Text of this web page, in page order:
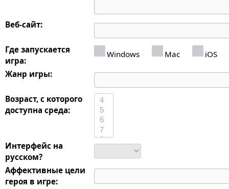
Веб-сайт:
Где запускается
игра:
Windows Mac
iOS
Жанр игры:
Возраст, с которого
доступна среда:
Интерфейс на
русском?
Аффективные цели
героя в игре: